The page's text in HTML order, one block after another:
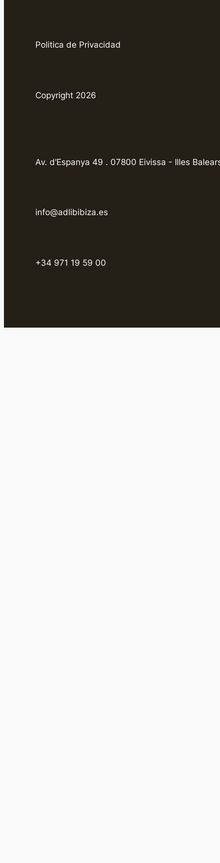
Politica de Privacidad
Copyright 2026
Av. d’Espanya 49 . 07800 Eivissa - Illes
info@adlibibiza.es
+34 971 19 59 00